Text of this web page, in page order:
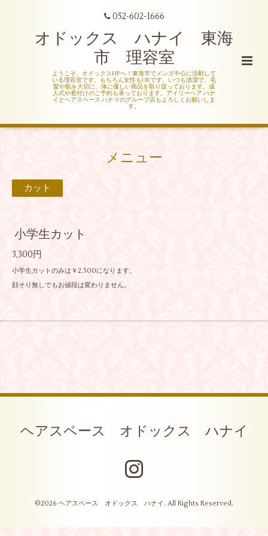
052-602-1666
オドックス ハナイ 東海
市 理容室
ようこそ、オドックスHPへ！東海市でメンズ中心に活動して
いる理容室です。もちろん女性もOKです。いつも清潔で、毛
髪や肌を大切に、体に優しい商品を取り扱っております。成
人式や着付けのご予約も承っております。アイリーヘア ハナ
イとヘアスペース ハナイのグループ店もよろしくお願いしま
す。
メニュー
カット
小学生カット
3,300円
小学生カットのみは￥2,500になります。
顔そり無しでもお値段は変わりません。
ヘアスペース オドックス ハナイ
©2026 ヘアスペース オドックス ハナイ . All Rights Reserved.